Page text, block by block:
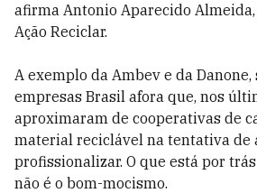
afirma Antonio Aparecido
Ação Reciclar.
A exemplo da Ambev e da
empresas Brasil afora que, nos
aproximaram de cooperativas de
material reciclável na tentativa de
profissionalizar. O que está por
não é o bom-mocismo.